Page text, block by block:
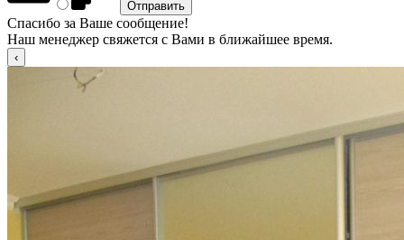
Спасибо за Ваше сообщение!
Наш менеджер свяжется с Вами в ближайшее время.